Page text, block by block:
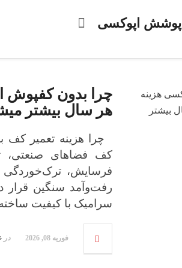
پوشش اپوکسی
چرا بدون کفپوش
هر سال بیشتر
چرا هزینه تعمیر
کف فضاهای صنعتی،
فرسایش،
رفت‌وآمد سنگین قرار
سرامیک با کیفیت
فوریه 08, 2026 در